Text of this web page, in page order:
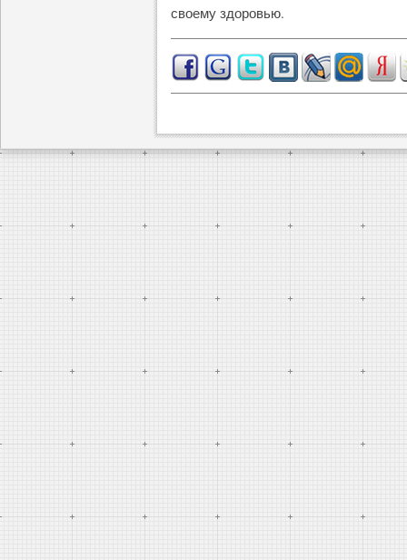
своему здоровью.